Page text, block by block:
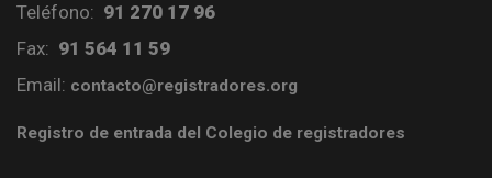
Teléfono: 91 270 17 96
Fax: 91 564 11 59
Email: contacto@registradores.org
Registro de entrada del Colegio de registradores